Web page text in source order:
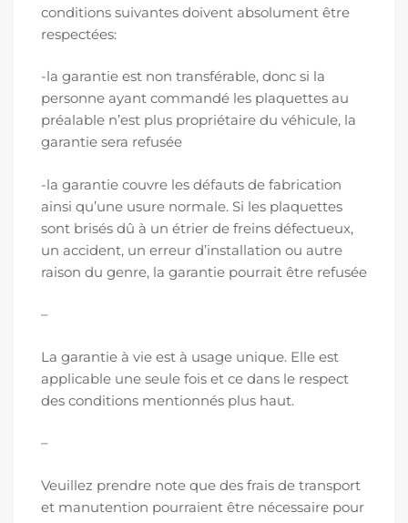
conditions suivantes doivent absolument être
respectées:
-la garantie est non transférable, donc si la
personne ayant commandé les plaquettes au
préalable n’est plus propriétaire du véhicule, la
garantie sera refusée
-la garantie couvre les défauts de fabrication
ainsi qu’une usure normale. Si les plaquettes
sont brisés dû à un étrier de freins défectueux,
un accident, un erreur d’installation ou autre
raison du genre, la garantie pourrait être refusée
–
La garantie à vie est à usage unique. Elle est
applicable une seule fois et ce dans le respect
des conditions mentionnés plus haut.
–
Veuillez prendre note que des frais de transport
et manutention pourraient être nécessaire pour